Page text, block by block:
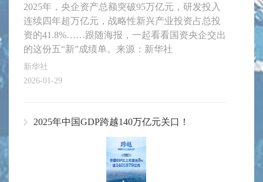
2025年，央企资产总额突破95万亿元，研发投入
连续四年超万亿元，战略性新兴产业投资占总投
资的41.8%……跟随海报，一起看看国资央企交出
的这份五“新”成绩单。来源：新华社
新华社
2026-01-29
2025年中国GDP跨越140万亿元关口！